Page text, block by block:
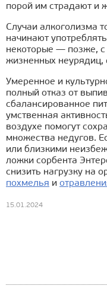
порой им страдают и
Случаи алкоголизма
начинают
некоторые — позже, с
жизненных неурядиц,
Умеренное и
полный отказ от
сбалансированное
умственная
воздухе помогут
множества недугов.
или близкими
ложки сорбента
снизить нагрузку на
похмелья и
15.01.2024